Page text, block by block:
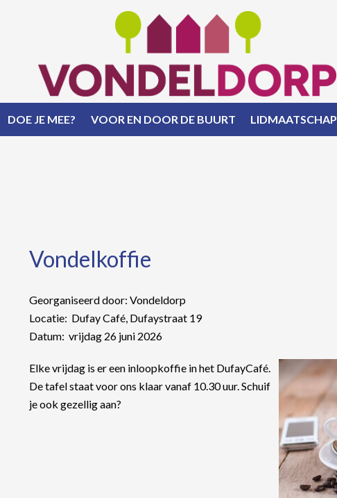
DOE JE MEE? VOOR EN DOOR DE BUURT LIDMAATSCHAP
Vondelkoffie
Georganiseerd door: Vondeldorp
Locatie: Dufay Café, Dufaystraat 19
Datum: vrijdag 26 juni 2026
Elke vrijdag is er een inloopkoffie in het DufayCafé.
De tafel staat voor ons klaar vanaf 10.30 uur. Schuif
je ook gezellig aan?